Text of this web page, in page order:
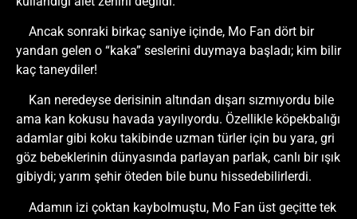
Ancak sonraki birkaç saniye içinde, Mo Fan dört bir
yandan gelen o “kaka” seslerini duymaya başladı; kim bilir
kaç taneydiler!
Kan neredeyse derisinin altından dışarı sızmıyordu bile
ama kan kokusu havada yayılıyordu. Özellikle köpekbalığı
adamlar gibi koku takibinde uzman türler için bu yara, gri
göz bebeklerinin dünyasında parlayan parlak, canlı bir ışık
gibiydi; yarım şehir öteden bile bunu hissedebilirlerdi.
Adamın izi çoktan kaybolmuştu, Mo Fan üst geçitte tek